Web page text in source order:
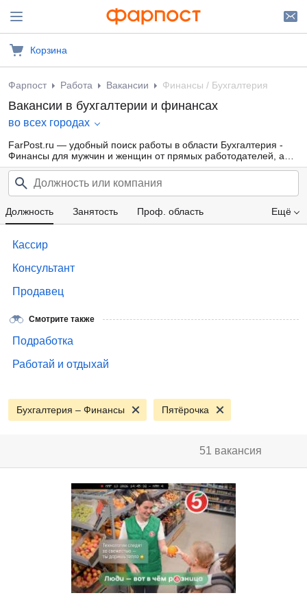
Корзина
Фарпост Работа Вакансии Финансы / Бухгалтерия
Вакансии в бухгалтерии и финансах
во всех городах
FarPost.ru — удобный поиск работы в области Бухгалтерия -
Финансы для мужчин и женщин от прямых работодателей, а
также от кадровых агентств. Свежие вакансии каждый день.
Ещё
Должность Занятость Проф. область
Кассир
Консультант
Продавец
Смотрите также
Подработка
Работай и отдыхай
Бухгалтерия – Финансы Пятёрочка
51 вакансия